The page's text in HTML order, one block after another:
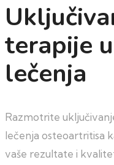
terapije
lečenja
Razmotrite
lečenja osteoartritisa
vaše rezultate i